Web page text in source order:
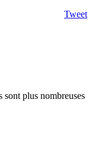
Tweet
sont plus nombreuses